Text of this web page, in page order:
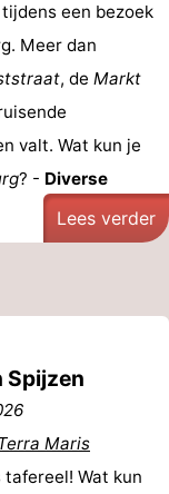
tijdens een bezoek
Meer dan
, de Markt
valt. Wat kun je
? - Diverse
Lees verder
Spijzen
Maris
Wat kun